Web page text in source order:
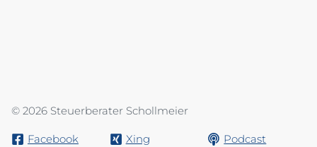
© 2026 Steuerberater Schollmeier
Facebook Xing
Podcast